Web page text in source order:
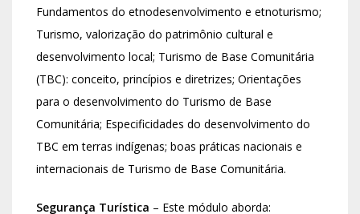
Fundamentos do etnodesenvolvimento e etnoturismo;
Turismo, valorização do patrimônio cultural e
desenvolvimento local; Turismo de Base Comunitária
(TBC): conceito, princípios e diretrizes; Orientações
para o desenvolvimento do Turismo de Base
Comunitária; Especificidades do desenvolvimento do
TBC em terras indígenas; boas práticas nacionais e
internacionais de Turismo de Base Comunitária.
Segurança Turística – Este módulo aborda: